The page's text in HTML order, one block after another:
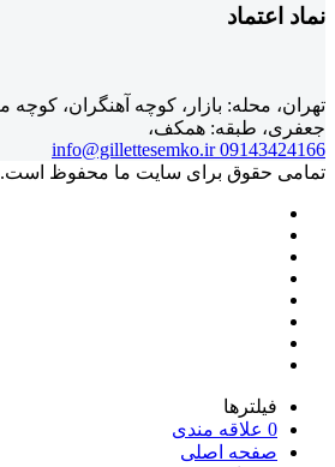
نماد اعتماد
جعفری، طبقه: همکف،
09143424166
info@gillettesemko.ir
تمامی حقوق برای سایت ما محفوظ است.
فیلترها
0 علاقه مندی
صفحه اصلی